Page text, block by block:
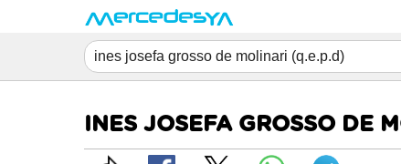
INES JOSEFA GROSSO DE